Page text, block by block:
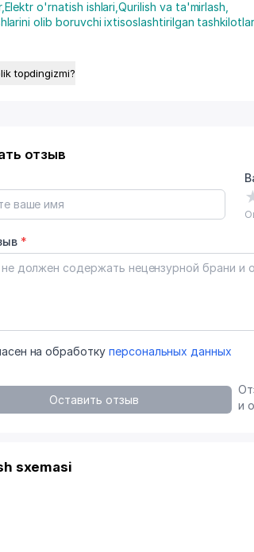
,Elektr o'rnatish ishlari ,Qurilish va ta'mirlash
olib boruvchi ixtisoslashtirilgan tashkilotlar,
topdingizmi?
отзыв
*
на обработку персональных данных
Оставить отзыв
и
sxemasi